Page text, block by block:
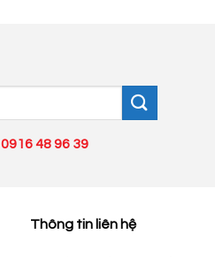
0916 48 96 39
Thông tin liên hệ